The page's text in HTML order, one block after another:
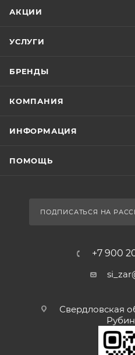
АКЦИИ
УСЛУГИ
БРЕНДЫ
КОМПАНИЯ
ИНФОРМАЦИЯ
ПОМОЩЬ
ПОДПИСАТЬСЯ НА
+7 900
Свердловская